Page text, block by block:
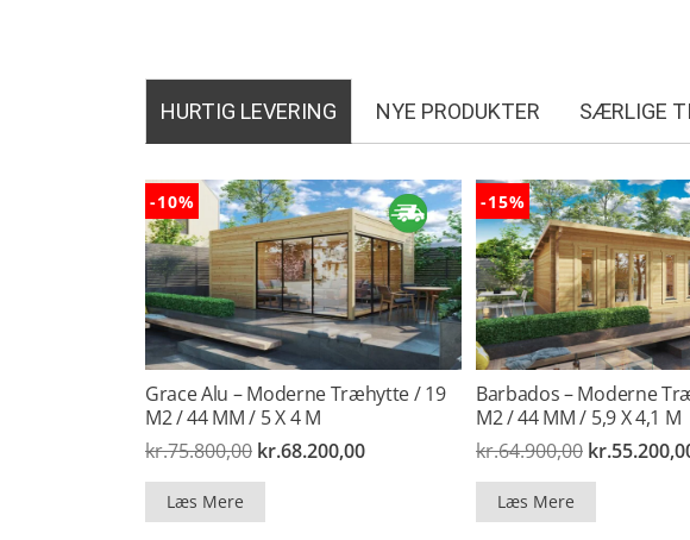
HURTIG LEVERING NYE PRODUKTER SÆRLIGE
-10%
Grace Alu – Moderne Træhytte / 19
M2 / 44 MM / 5 X 4 M
kr.75.800,00 Den
oprindelige
pris
kr.75.800,00.
kr.68.200,00Den
Læs Mere
-15%
Barbados – Moderne
M2 / 44 MM / 5,9 X 4,1 M
kr.64.900,00 Den
oprindelige
pris
kr.64.900,00.
kr.
Læs Mere